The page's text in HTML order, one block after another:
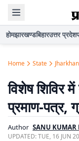
होमझारखण्डबिहारउत्तर प्रदेश
Home State
विशेष शिविर
प्रमाण-पत्र,
Author SANU KUMAR
UPDATED:TUE, 16 JUN